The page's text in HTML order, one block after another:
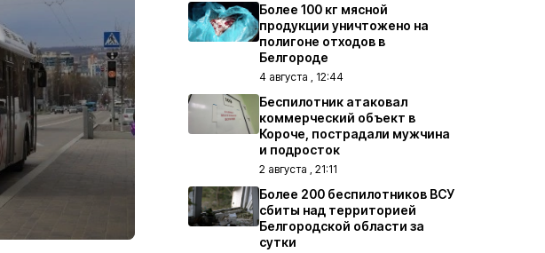
Более 100 кг мясной
продукции уничтожено на
полигоне отходов в
Белгороде
4 августа , 12:44
Беспилотник атаковал
коммерческий объект в
Короче, пострадали мужчина
и подросток
2 августа , 21:11
Более 200 беспилотников ВСУ
сбиты над территорией
Белгородской области за
сутки